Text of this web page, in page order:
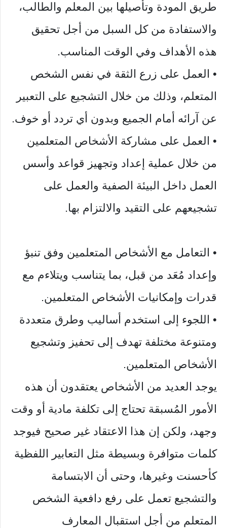
طريق المودة وتأصيلها بين المعلم والطالب،
والاستفادة من كل السبل من أجل تحقيق
هذه الأهداف وفي الوقت المناسب.
• العمل على زرع الثقة في نفس الشخص
المتعلم، وذلك من خلال التشجيع على التعبير
عن آرائه أمام الجميع وبدون أي تردد أو خوف.
• العمل على مشاركة الأشخاص المتعلمين
من خلال عملية إعداد وتجهيز قواعد وأسس
العمل داخل البيئة الصفية والعمل على
تشجيعهم على التقيد والالتزام بها.
• التعامل مع الأشخاص المتعلمين وفق تنبؤ
وإعداد مُعَد من قبل، بما يتناسب ويتلاءم مع
قدرات وإمكانيات الأشخاص المتعلمين.
• اللجوء إلى استخدم أساليب وطرق متعددة
ومتنوعة مختلفة تهدف إلى تحفيز وتشجيع
الأشخاص المتعلمين.
يوجد العديد من الأشخاص يعتقدون أن هذه
الأمور المُسبقة تحتاج إلى تكلفة مادية أو وقت
وجهد، ولكن إن هذا الاعتقاد غير صحيح فيوجد
كلمات متوافرة وبسيطة مثل التعابير اللفظية
كأحسنت وغيرها، وحتى أن الابتسامة
والتشجيع تعمل على رفع دافعية الشخص
المتعلم من أجل استقبال المعارف